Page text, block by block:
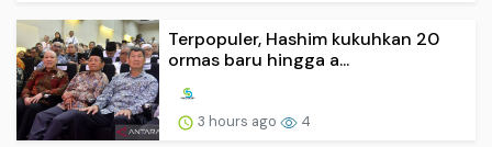
Terpopuler, Hashim kukuhkan 20
ormas baru hingga a...
3 hours ago 4